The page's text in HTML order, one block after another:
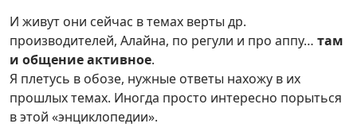
И живут они сейчас в темах верты др.
производителей, Алайна, по регули и про аппу… там
и общение активное.
Я плетусь в обозе, нужные ответы нахожу в их
прошлых темах. Иногда просто интересно порыться
в этой «энциклопедии».